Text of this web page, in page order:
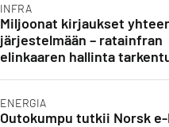
INFRA
Miljoonat kirjaukset
järjestelmään – ratainfran
elinkaaren hallinta
ENERGIA
Outokumpu tutkii Norsk